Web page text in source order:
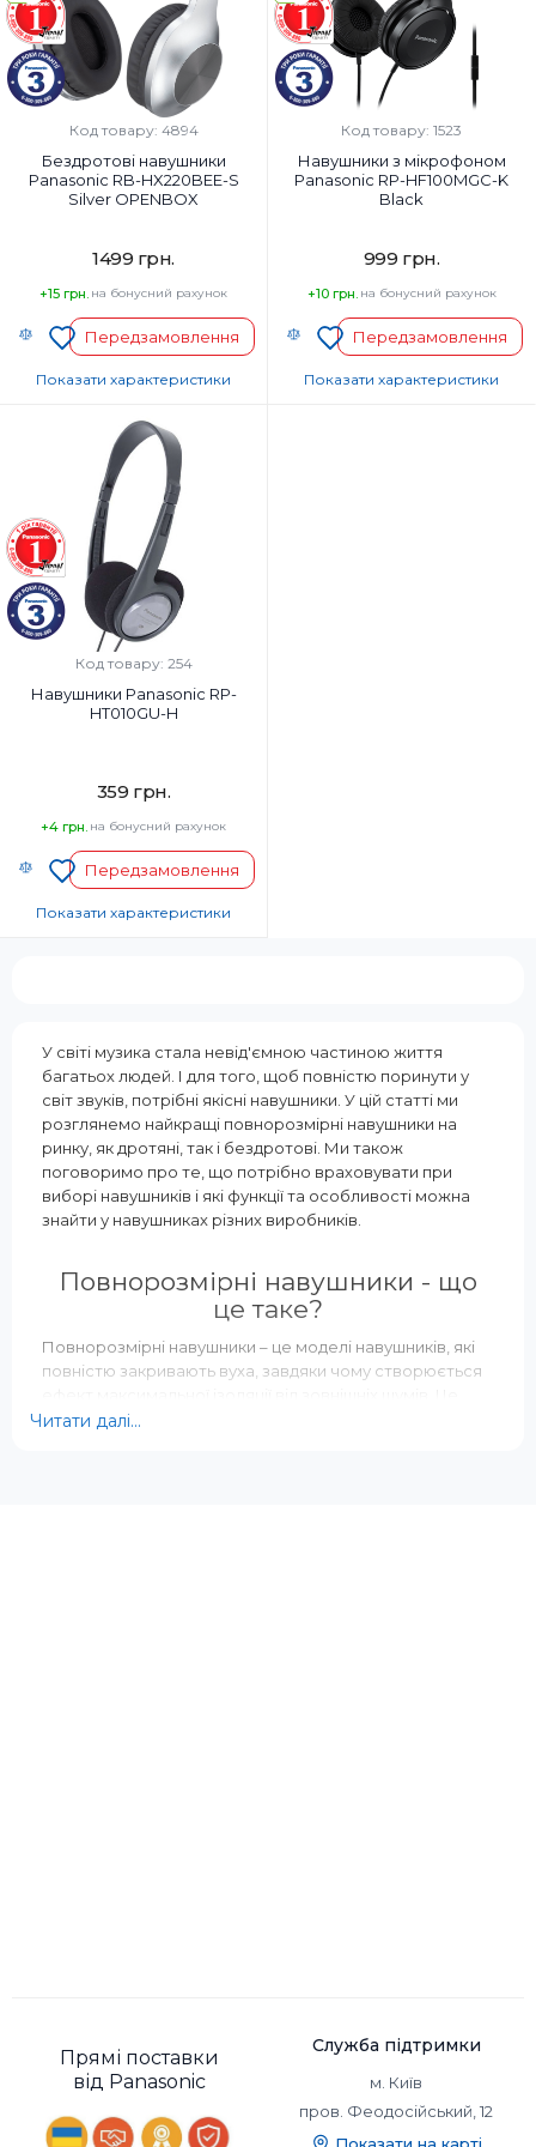
Так
Вага, г:
144 г
Тип підключення:
Дротовий
Так
Вага, г:
197 г
Тип підключення:
Бездротові
Код товару: 4894
Бездротові навушники
Panasonic RB-HX220BEE-S
Silver OPENBOX
1499 грн.
+15 грн. на бонусний рахунок
Передзамовлення
Повнорозмірні
Діапазон частот навушників, Гц:
20-20000 Гц
Мікрофон:
Так
Вага, г:
197 г
Тип підключення:
Бездротові
Показати характеристики
Код товару: 1523
Навушники з мікрофоном
Panasonic RP-HF100MGC-K
Black
999 грн.
+10 грн. на бонусний рахунок
Передзамовлення
Показати характеристики
Код товару: 254
Навушники Panasonic RP-
HT010GU-H
359 грн.
+4 грн. на бонусний рахунок
Передзамовлення
Мікрофон:
138 г
Тип підключення:
Дротовий
Показати характеристики
У світі музика стала невід'ємною частиною життя
багатьох людей. І для того, щоб повністю поринути у
світ звуків, потрібні якісні навушники. У цій статті ми
розглянемо найкращі повнорозмірні навушники на
ринку, як дротяні, так і бездротові. Ми також
поговоримо про те, що потрібно враховувати при
виборі навушників і які функції та особливості можна
знайти у навушниках різних виробників.
Повнорозмірні навушники - що
це таке?
Повнорозмірні навушники – це моделі навушників, які
повністю закривають вуха, завдяки чому створюється
дозволяє насолоджуватися музикою без
Читати далі...
Прямі поставки
від Panasonic
Служба підтримки
м. Київ
пров. Феодосійський, 12